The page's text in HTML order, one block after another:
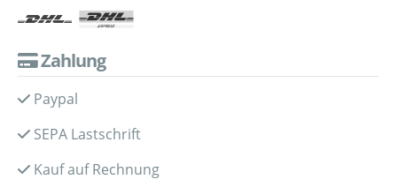
Zahlung
Paypal
SEPA Lastschrift
Kauf auf Rechnung